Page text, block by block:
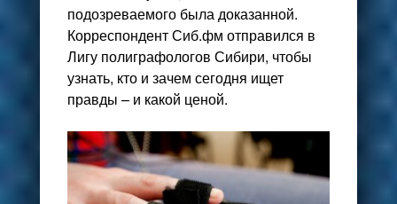
подозреваемого была доказанной.
Корреспондент Сиб.фм отправился в
Лигу полиграфологов Сибири, чтобы
узнать, кто и зачем сегодня ищет
правды – и какой ценой.